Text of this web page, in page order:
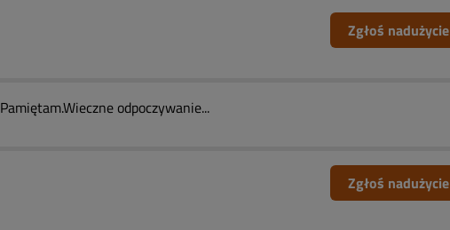
Zgłoś nadużycie
Pamiętam.Wieczne odpoczywanie...
Zgłoś nadużycie